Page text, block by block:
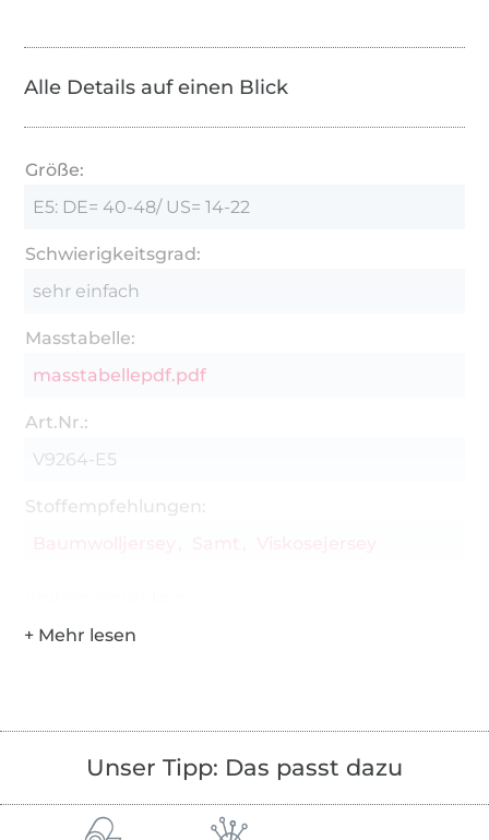
Alle Details auf einen Blick
Größe:
E5: DE= 40-48/ US= 14-22
Schwierigkeitsgrad:
sehr einfach
Masstabelle:
masstabellepdf.pdf
Art.Nr.:
V9264-E5
Stoffempfehlungen:
Unser Tipp: Das passt dazu